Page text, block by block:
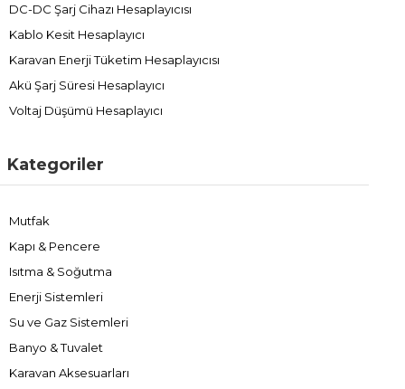
DC-DC Şarj Cihazı Hesaplayıcısı
Kablo Kesit Hesaplayıcı
Karavan Enerji Tüketim Hesaplayıcısı
Akü Şarj Süresi Hesaplayıcı
Voltaj Düşümü Hesaplayıcı
Kategoriler
Mutfak
Kapı & Pencere
Isıtma & Soğutma
Enerji Sistemleri
Su ve Gaz Sistemleri
Banyo & Tuvalet
Karavan Aksesuarları